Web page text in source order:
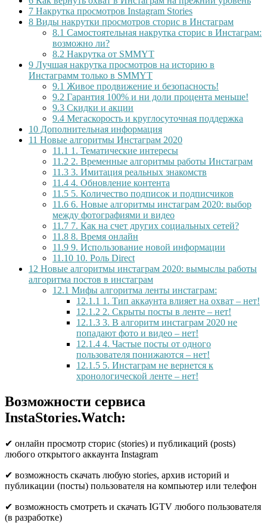
7 Накрутка просмотров Instagram Stories
8 Виды накрутки просмотров сторис в Инстаграм
8.1 Самостоятельная накрутка сторис в Инстаграм:
возможно ли?
8.2 Накрутка от SMMYT
9 Лучшая накрутка просмотров на историю в
Инстаграмм только в SMMYT
9.1 Живое продвижение и безопасность!
9.2 Гарантия 100% и ни доли процента меньше!
9.3 Скидки и акции
9.4 Мегаскорость и круглосуточная поддержка
10 Дополнительная информация
11 Новые алгоритмы Инстаграм 2020
11.1 1. Тематические интересы
11.2 2. Временные алгоритмы работы Инстаграм
11.3 3. Имитация реальных знакомств
11.4 4. Обновление контента
11.5 5. Количество подписок и подписчиков
11.6 6. Новые алгоритмы инстаграм 2020: выбор
между фотографиями и видео
11.7 7. Как на счет других социальных сетей?
11.8 8. Время онлайн
11.9 9. Использование новой информации
11.10 10. Роль Direct
12 Новые алгоритмы инстаграм 2020: вымыслы работы
алгоритма постов в инстаграм
12.1 Мифы алгоритма ленты инстаграм:
12.1.1 1. Тип аккаунта влияет на охват – нет!
12.1.2 2. Скрыты посты в ленте – нет!
12.1.3 3. В алгоритм инстаграм 2020 не
попадают фото и видео – нет!
12.1.4 4. Частые посты от одного
пользователя понижаются – нет!
12.1.5 5. Инстаграм не вернется к
хронологической ленте – нет!
Возможности сервиса
InstaStories.Watch:
✔ онлайн просмотр сторис (stories) и публикаций (posts)
любого открытого аккаунта Instagram
✔ возможность скачать любую stories, архив историй и
публикации (посты) пользователя на компьютер или телефон
✔ возможность смотреть и скачать IGTV любого пользователя
(в разработке)